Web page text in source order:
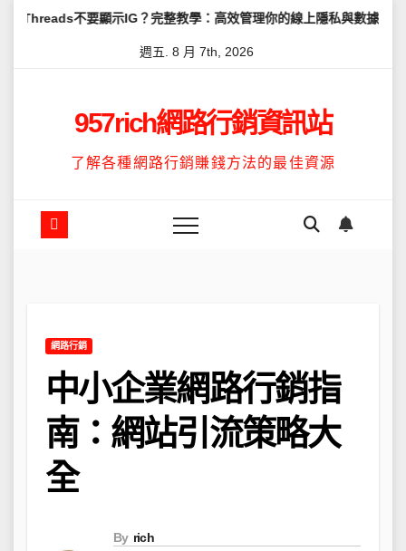
Skip
不要顯示IG？完整教學：高效管理你的線上隱私與數據安全
週五. 8 月 7th, 2026
957rich網路行銷資訊站
了解各種網路行銷賺錢方法的最佳資源
網路行銷
中小企業網路行銷指
南：網站引流策略大
全
By rich